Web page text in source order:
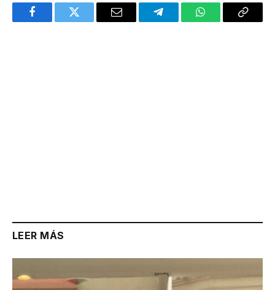
FacebookTwitter Email TelegramWhatsAppCopy
LEER MÁS